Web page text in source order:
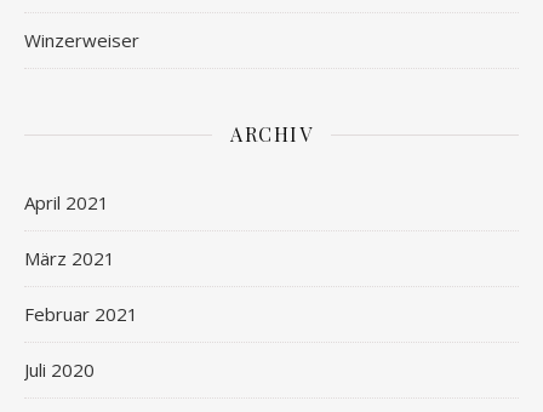
Winzerweiser
ARCHIV
April 2021
März 2021
Februar 2021
Juli 2020